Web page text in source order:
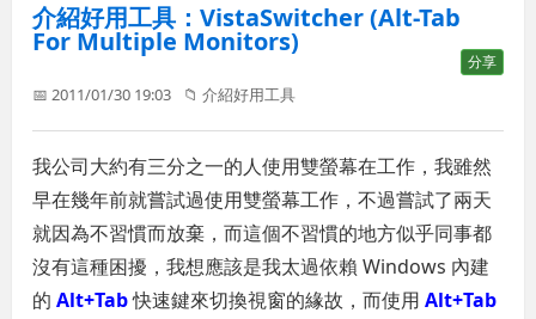
介紹好用工具：VistaSwitcher (Alt-Tab
For Multiple Monitors)
分享
📅 2011/01/30 19:03 📁介紹好用工具
我公司大約有三分之一的人使用雙螢幕在工作，我雖然
早在幾年前就嘗試過使用雙螢幕工作，不過嘗試了兩天
就因為不習慣而放棄，而這個不習慣的地方似乎同事都
沒有這種困擾，我想應該是我太過依賴 Windows 內建
的Alt+Tab快速鍵來切換視窗的緣故，而使用Alt+Tab